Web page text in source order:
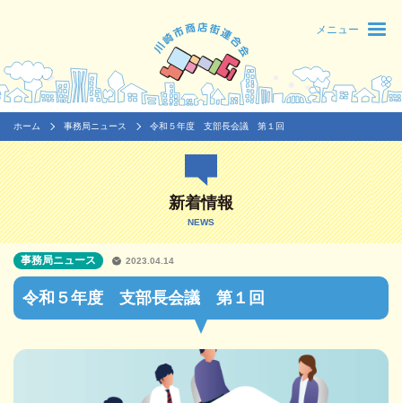
メニュー
ホーム 事務局ニュース 令和５年度 支部長会議 第１回
新着情報
NEWS
令和５年度 支部長会議 第１回
事務局ニュース 2023.04.14